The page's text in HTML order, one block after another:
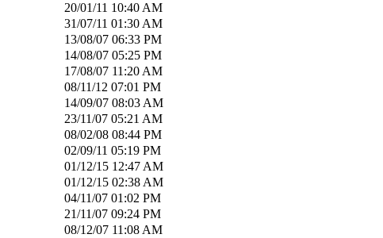
20/01/11 10:40 AM
31/07/11 01:30 AM
13/08/07 06:33 PM
14/08/07 05:25 PM
17/08/07 11:20 AM
08/11/12 07:01 PM
14/09/07 08:03 AM
23/11/07 05:21 AM
08/02/08 08:44 PM
02/09/11 05:19 PM
01/12/15 12:47 AM
01/12/15 02:38 AM
04/11/07 01:02 PM
21/11/07 09:24 PM
08/12/07 11:08 AM